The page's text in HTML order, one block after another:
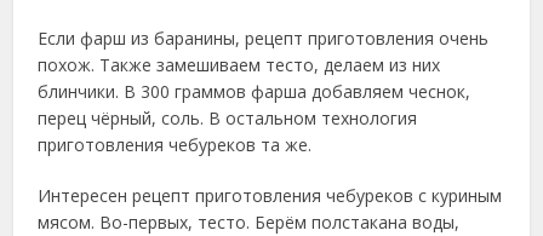
Если фарш из баранины, рецепт приготовления очень
похож. Также замешиваем тесто, делаем из них
блинчики. В 300 граммов фарша добавляем чеснок,
перец чёрный, соль. В остальном технология
приготовления чебуреков та же.
Интересен рецепт приготовления чебуреков с куриным
мясом. Во-первых, тесто. Берём полстакана воды,